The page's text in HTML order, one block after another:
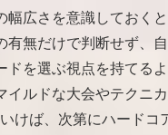
幅広さを意識しておく
有無だけで判断せず、
ドを選ぶ視点を持てる
イルドな大会やテクニ
けば、次第にハードコ